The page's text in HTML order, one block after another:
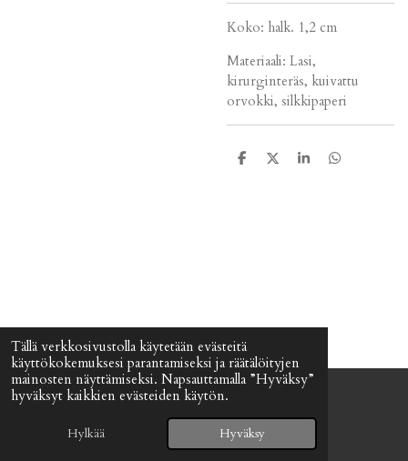
Tällä verkkosivustolla käytetään evästeitä
käyttökokemuksesi parantamiseksi ja räätälöityjen
mainosten näyttämiseksi. Napsauttamalla ”Hyväksy”
hyväksyt kaikkien evästeiden käytön.
Hylkää Hyväksy
Koko: halk. 1,2 cm
Materiaali: Lasi,
kirurginteräs, kuivattu
orvokki, silkkipaperi
J
J
J
J
© 2024 - 2026 Signefia
Webador